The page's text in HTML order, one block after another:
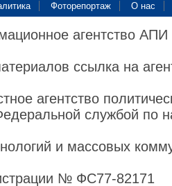
Фоторепортаж О нас
агентство
ссылка на
агентство
службой по
и массовых
№ ФС77-82171